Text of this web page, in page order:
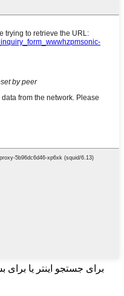
برای جستجو اینتر یا برای